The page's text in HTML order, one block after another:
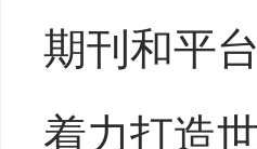
期刊和平
着力打造